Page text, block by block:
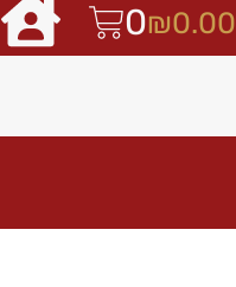
₪0.00
0